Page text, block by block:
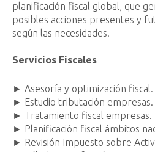
planificación fiscal global, que
posibles acciones presentes y
según las necesidades.
Servicios Fiscales
► Asesoría y optimización fiscal.
► Estudio tributación empresas.
► Tratamiento fiscal empresas.
► Planificación fiscal ámbitos
► Revisión Impuesto sobre